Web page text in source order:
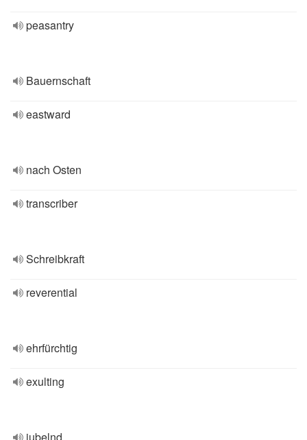
peasantry
Bauernschaft
eastward
nach Osten
transcriber
Schreibkraft
reverential
ehrfürchtig
exulting